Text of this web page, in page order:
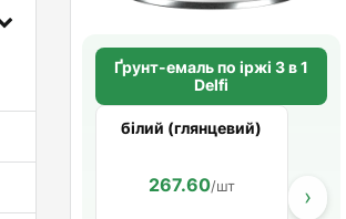
Ґрунт-емаль по іржі 3 в 1
Delfi
білий (глянцевий)
267.60/шт ›